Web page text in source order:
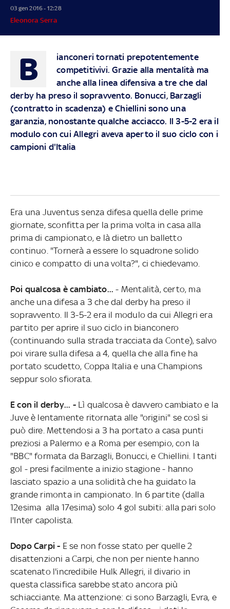
03 gen 2016 - 12:28
Eleonora Serra
B
ianconeri tornati prepotentemente
competitivivi. Grazie alla mentalità ma
anche alla linea difensiva a tre che dal
derby ha preso il sopravvento. Bonucci, Barzagli
(contratto in scadenza) e Chiellini sono una
garanzia, nonostante qualche acciacco. Il 3-5-2 era il
modulo con cui Allegri aveva aperto il suo ciclo con i
campioni d'Italia
Era una Juventus senza difesa quella delle prime
giornate, sconfitta per la prima volta in casa alla
prima di campionato, e là dietro un balletto
continuo. "Tornerà a essere lo squadrone solido
cinico e compatto di una volta?", ci chiedevamo.
Poi qualcosa è cambiato...- Mentalità, certo, ma
anche una difesa a 3 che dal derby ha preso il
sopravvento. Il 3-5-2 era il modulo da cui Allegri era
partito per aprire il suo ciclo in bianconero
(continuando sulla strada tracciata da Conte), salvo
poi virare sulla difesa a 4, quella che alla fine ha
portato scudetto, Coppa Italia e una Champions
seppur solo sfiorata.
E con il derby... -Lì qualcosa è davvero cambiato e la
Juve è lentamente ritornata alle "origini" se così si
può dire. Mettendosi a 3 ha portato a casa punti
preziosi a Palermo e a Roma per esempio, con la
"BBC" formata da Barzagli, Bonucci, e Chiellini. I tanti
gol - presi facilmente a inizio stagione - hanno
lasciato spazio a una solidità che ha guidato la
grande rimonta in campionato. In 6 partite (dalla
12esima alla 17esima) solo 4 gol subiti: alla pari solo
l'Inter capolista.
Dopo Carpi - E se non fosse stato per quelle 2
disattenzioni a Carpi, che non per niente hanno
scatenato l'incredibile Hulk Allegri, il divario in
questa classifica sarebbe stato ancora più
schiacciante. Ma attenzione: ci sono Barzagli, Evra, e